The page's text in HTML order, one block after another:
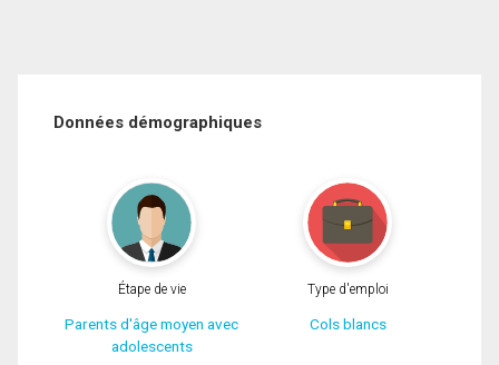
Données démographiques
Étape de vie
Parents d'âge moyen avec
adolescents
Type d'emploi
Cols blancs